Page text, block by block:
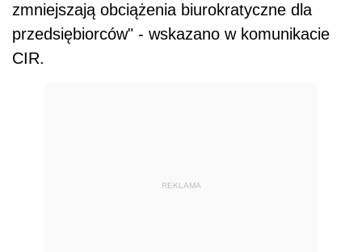
zmniejszają obciążenia biurokratyczne dla
przedsiębiorców" - wskazano w komunikacie
CIR.
REKLAMA